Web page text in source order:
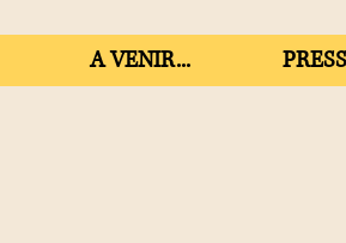
A VENIR...